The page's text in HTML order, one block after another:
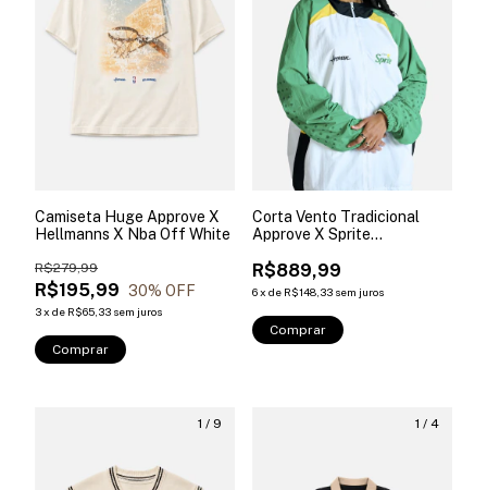
Camiseta Huge Approve X
Hellmanns X Nba Off White
R$195,99
R$279,99
30% OFF
3x de R$65,33 sem juros
Comprar
Corta Vento Tradicional
Approve X Sprite
R$889,99
6x de R$148,33 sem juros
Comprar
1 / 9 1 / 4